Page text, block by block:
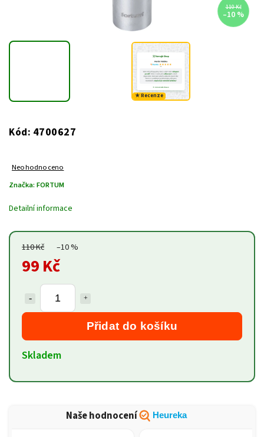
110 Kč
–10 %
★ Recenze
Kód: 4700627
Neohodnoceno
Značka: FORTUM
110 Kč –10 %
99 Kč
Přidat do košíku
Skladem
Detailní informace
Naše hodnocení Heureka